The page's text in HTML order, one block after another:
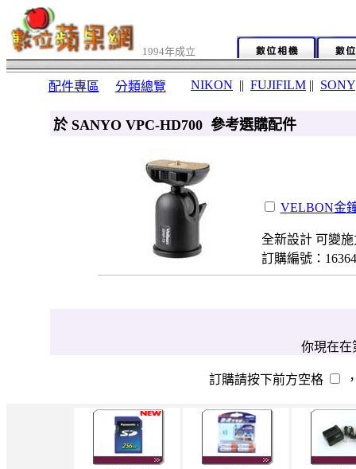
1994年成立
配件專區 分類總覽 NIKON || FUJIFILM || SONY
於 SANYO VPC-HD700 參考選購配件
VELBON金
全新設計 可變
訂購編號：
你現在在
訂購請按下前方空格